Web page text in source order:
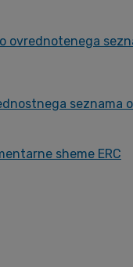
ovrednotenega
seznama
sheme ERC